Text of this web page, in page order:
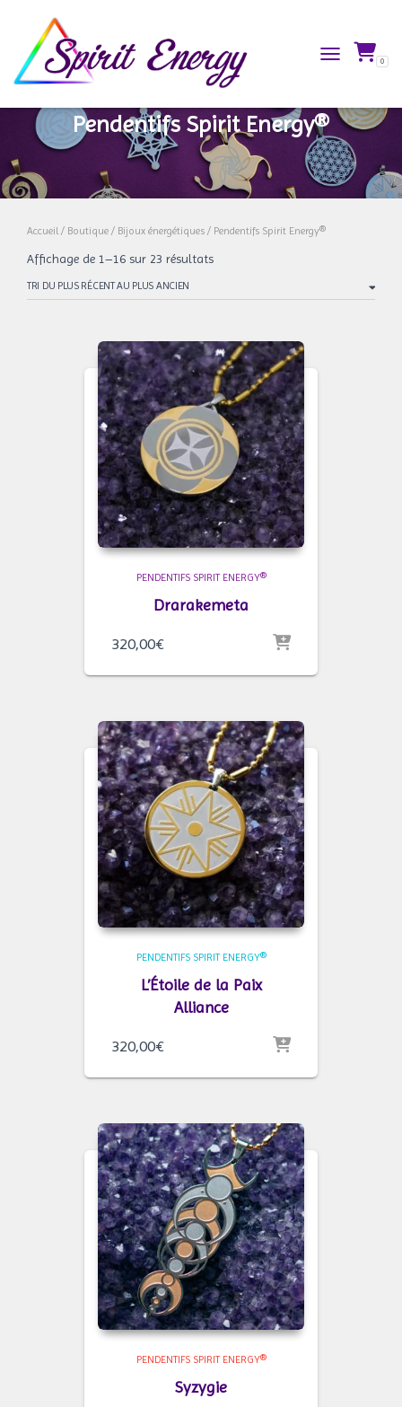
TOGGLE 0
Pendentifs Spirit Energy®
Accueil/ Boutique / Bijoux énergétiques / Pendentifs Spirit Energy®
Affichage de 1–16 sur 23 résultatsTrié
plus
plus
ancien
PENDENTIFS SPIRIT ENERGY®
Drarakemeta
320,00€
PENDENTIFS SPIRIT ENERGY®
L’Étoile de la Paix
Alliance
320,00€
PENDENTIFS SPIRIT ENERGY®
Syzygie